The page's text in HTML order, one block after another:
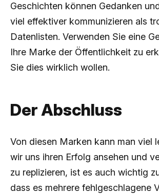
Geschichten können Gedanken
viel effektiver kommunizieren als
Datenlisten. Verwenden Sie eine
Ihre Marke der Öffentlichkeit zu
Sie dies wirklich wollen.
Der Abschluss
Von diesen Marken kann man viel
wir uns ihren Erfolg ansehen und
zu replizieren, ist es auch wichtig
dass es mehrere fehlgeschlagene